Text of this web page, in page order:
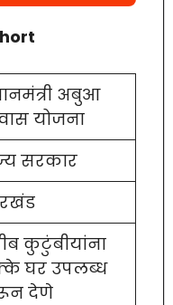
अबुआ
योजना
सरकार
कुटुंबीयांना
घर उपलब्ध
देणे